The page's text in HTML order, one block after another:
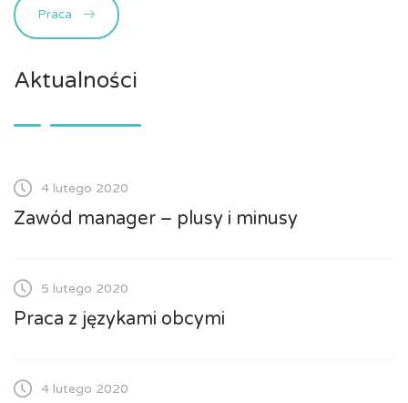
Praca
Aktualności
4 lutego 2020
Zawód manager – plusy i minusy
5 lutego 2020
Praca z językami obcymi
4 lutego 2020